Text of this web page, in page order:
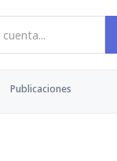
Publicaciones